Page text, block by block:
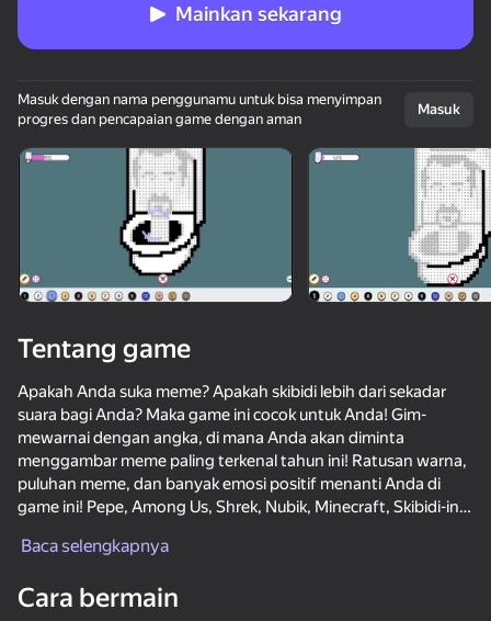
oleh semua. Bahkan “non-gamers”
Italian Animals Check
Beam Drive
Mainkan sekarang
Masuk dengan nama penggunamu untuk bisa menyimpan
progres dan pencapaian game dengan aman
Masuk
Tentang game
Apakah Anda suka meme? Apakah skibidi lebih dari sekadar
suara bagi Anda? Maka game ini cocok untuk Anda! Gim-
mewarnai dengan angka, di mana Anda akan diminta
menggambar meme paling terkenal tahun ini! Ratusan warna,
puluhan meme, dan banyak emosi positif menanti Anda di
game ini! Pepe, Among Us, Shrek, Nubik, Minecraft, Skibidi-ini
Baca selengkapnya
Cara bermain